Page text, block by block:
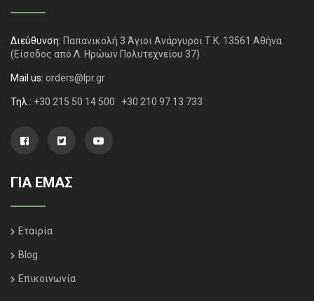
Διεύθυνση: Παπανικολή 3 Άγιοι Ανάργυροι Τ.Κ. 13561 Αθήνα
(Είσοδος από Λ. Ηρώων Πολυτεχνείου 37)
Mail us: orders@lpr.gr
Τηλ.: +30 215 50 14 500 +30 210 97 13 733
ΓΙΑ ΕΜΑΣ
Εταιρία
Blog
Επικοινωνία